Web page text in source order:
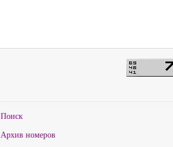
Поиск
Архив номеров